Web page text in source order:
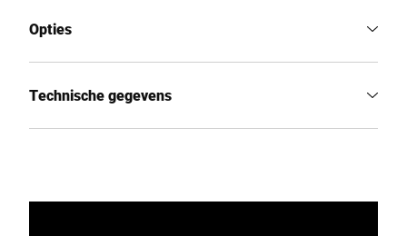
Opties
Technische gegevens